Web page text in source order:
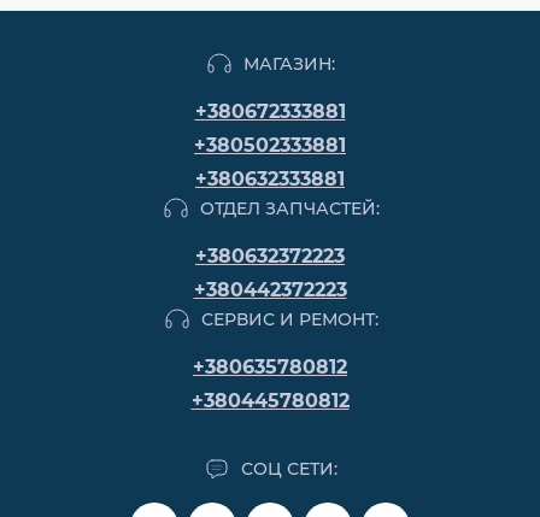
МАГАЗИН:
+380672333881
+380502333881
+380632333881
ОТДЕЛ ЗАПЧАСТЕЙ:
+380632372223
+380442372223
СЕРВИС И РЕМОНТ:
+380635780812
+380445780812
СОЦ СЕТИ: